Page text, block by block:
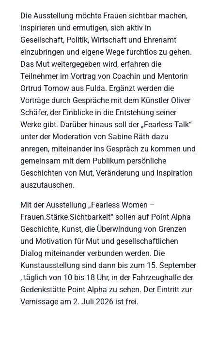
Die Ausstellung möchte Frauen sichtbar machen,
inspirieren und ermutigen, sich aktiv in
Gesellschaft, Politik, Wirtschaft und Ehrenamt
einzubringen und eigene Wege furchtlos zu gehen.
Das Mut weitergegeben wird, erfahren die
Teilnehmer im Vortrag von Coachin und Mentorin
Ortrud Tornow aus Fulda. Ergänzt werden die
Vorträge durch Gespräche mit dem Künstler Oliver
Schäfer, der Einblicke in die Entstehung seiner
Werke gibt. Darüber hinaus soll der „Fearless Talk“
unter der Moderation von Sabine Räth dazu
anregen, miteinander ins Gespräch zu kommen und
gemeinsam mit dem Publikum persönliche
Geschichten von Mut, Veränderung und Inspiration
auszutauschen.
Mit der Ausstellung „Fearless Women –
Frauen.Stärke.Sichtbarkeit“ sollen auf Point Alpha
Geschichte, Kunst, die Überwindung von Grenzen
und Motivation für Mut und gesellschaftlichen
Dialog miteinander verbunden werden. Die
Kunstausstellung sind dann bis zum 15. September
, täglich von 10 bis 18 Uhr, in der Fahrzeughalle der
Gedenkstätte Point Alpha zu sehen. Der Eintritt zur
Vernissage am 2. Juli 2026 ist frei.